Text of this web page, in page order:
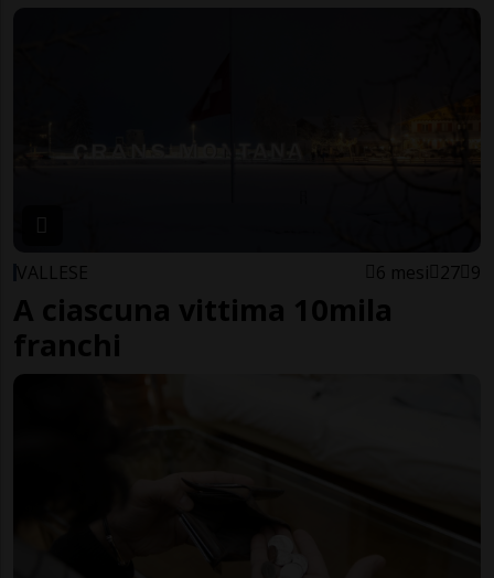
VALLESE 6 mesi 27 9
A ciascuna vittima 10mila
franchi